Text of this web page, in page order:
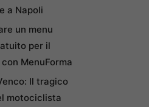
a Napoli
un menu
per il
MenuForma
Il tragico
motociclista